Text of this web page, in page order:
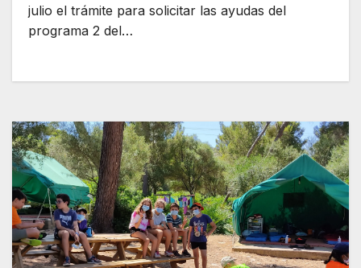
julio el trámite para solicitar las ayudas del
programa 2 del…